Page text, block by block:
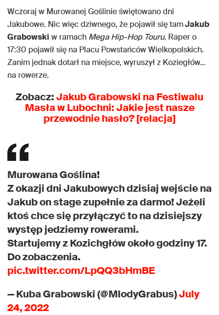
Wczoraj w Murowanej Goślinie świętowano dni
Jakubowe. Nic więc dziwnego, że pojawił się tamJakub
Grabowski w ramach Mega Hip-Hop Touru. Raper o
17:30 pojawił się na Placu Powstańców Wielkopolskich.
Zanim jednak dotarł na miejsce, wyruszył z Koziegłów…
na rowerze.
Zobacz:Jakub Grabowski na Festiwalu
Masła w Lubochni: Jakie jest nasze
przewodnie hasło? [relacja]
Murowana Goślina!
Z okazji dni Jakubowych dzisiaj wejście na
Jakub on stage zupełnie za darmo! Jeżeli
ktoś chce się przyłączyć to na dzisiejszy
występ jedziemy rowerami.
Startujemy z Kozichgłów około godziny 17.
Do zobaczenia.
pic.twitter.com/LpQQ3bHmBE
— Kuba Grabowski (@MlodyGrabus)July
24, 2022